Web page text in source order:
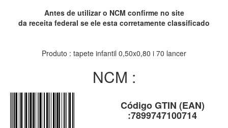
Antes de utilizar o NCM confirme no site
da receita federal se ele esta corretamente classificado
Produto : tapete infantil 0,50x0,80 i 70 lancer
NCM :
Código GTIN (EAN)
:7899747100714